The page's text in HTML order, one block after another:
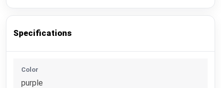
Specifications
Color
purple